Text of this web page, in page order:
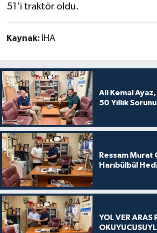
51'i traktör oldu.
Kaynak: İHA
Ali Kemal Ayaz,
50 Yıllık
Ressam Murat
Harıbülbül
YOL VER ARAS